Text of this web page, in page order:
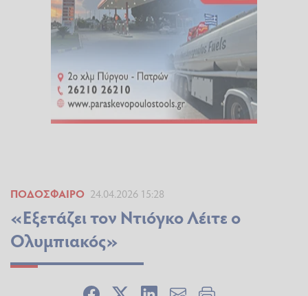
ΠΟΔΌΣΦΑΙΡΟ 24.04.2026 15:28
«Εξετάζει τον Ντιόγκο Λέιτε ο
Ολυμπιακός»